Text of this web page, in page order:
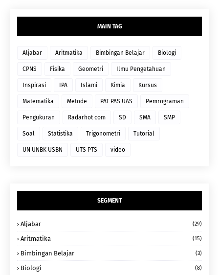
MAIN TAG
Aljabar Aritmatika Bimbingan Belajar Biologi
CPNS Fisika Geometri Ilmu Pengetahuan
Inspirasi IPA Islami Kimia Kursus
Matematika Metode PAT PAS UAS Pemrograman
Pengukuran Radarhot com SD SMA SMP
Soal Statistika Trigonometri Tutorial
UN UNBK USBN UTS PTS video
SEGMENT
Aljabar (29)
Aritmatika (15)
Bimbingan Belajar (3)
Biologi (8)